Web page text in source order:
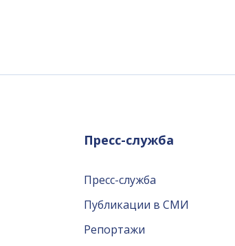
Пресс-служба
Пресс-служба
Публикации в СМИ
Репортажи